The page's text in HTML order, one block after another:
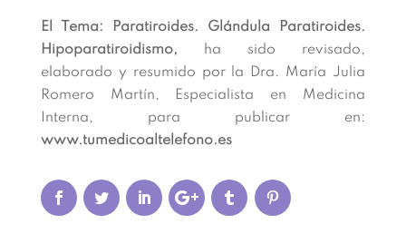
El Tema: Paratiroides. Glándula Paratiroides.
Hipoparatiroidismo, ha sido revisado,
elaborado y resumido por la Dra. María Julia
Romero Martín, Especialista en Medicina
Interna, para publicar en:
www.tumedicoaltelefono.es